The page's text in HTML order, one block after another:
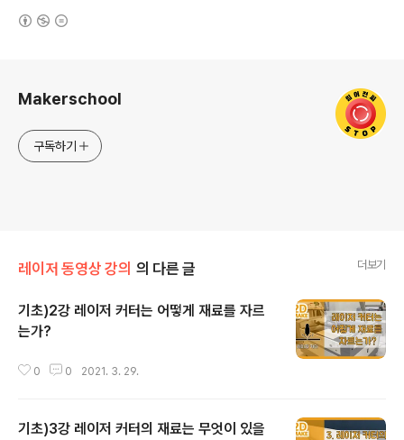
Makerschool
구독하기
레이저 동영상 강의 의 다른 글 더보기
기초)2강 레이저 커터는 어떻게 재료를 자르
는가?
0 0 2021. 3. 29.
기초)3강 레이저 커터의 재료는 무엇이 있을